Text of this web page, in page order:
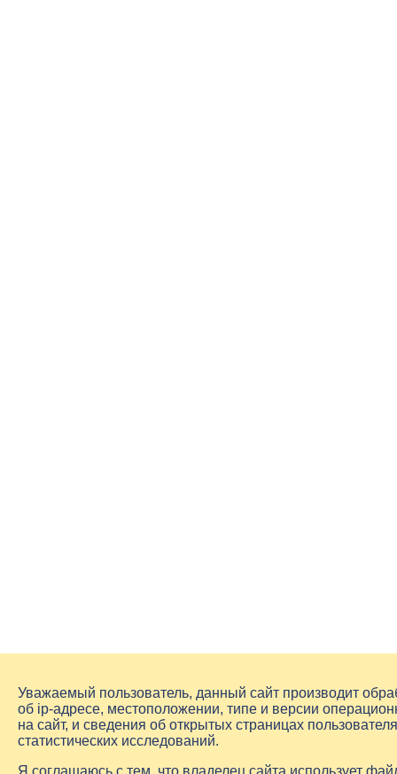
Уважаемый пользователь, данный сайт производит
об ip-адресе, местоположении, типе и версии
на сайт, и сведения об открытых страницах
статистических исследований.
Я соглашаюсь с тем, что владелец сайта использует